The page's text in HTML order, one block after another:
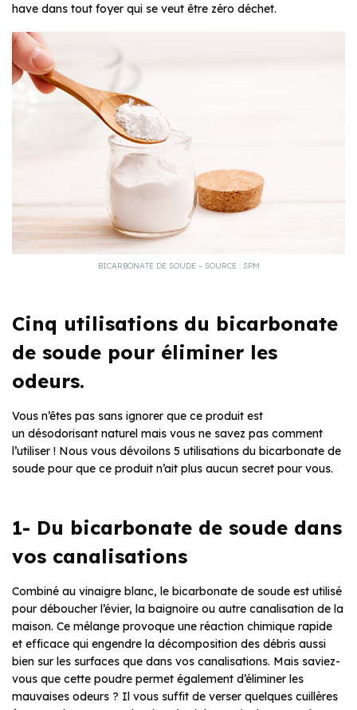
have dans tout foyer qui se veut être zéro déchet.
BICARBONATE DE SOUDE – SOURCE : SPM
Cinq utilisations du bicarbonate
de soude pour éliminer les
odeurs.
Vous n’êtes pas sans ignorer que ce produit est
un désodorisant naturel mais vous ne savez pas comment
l’utiliser ! Nous vous dévoilons 5 utilisations du bicarbonate de
soude pour que ce produit n’ait plus aucun secret pour vous.
1- Du bicarbonate de soude dans
vos canalisations
Combiné au vinaigre blanc, le bicarbonate de soude est utilisé
pour déboucher l’évier, la baignoire ou autre canalisation de la
maison. Ce mélange provoque une réaction chimique rapide
et efficace qui engendre la décomposition des débris aussi
bien sur les surfaces que dans vos canalisations. Mais saviez-
vous que cette poudre permet également d’éliminer les
mauvaises odeurs ? Il vous suffit de verser quelques cuillères